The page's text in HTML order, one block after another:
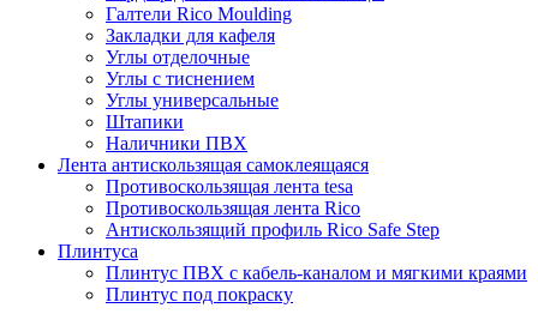
Галтели Rico Moulding
Закладки для кафеля
Углы отделочные
Углы с тиснением
Углы универсальные
Штапики
Наличники ПВХ
Лента антискользящая самоклеящаяся
Противоскользящая лента tesa
Противоскользящая лента Rico
Антискользящий профиль Rico Safe Step
Плинтуса
Плинтус ПВХ с кабель-каналом и мягкими краями
Плинтус под покраску